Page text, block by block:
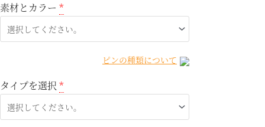
素材とカラー *
ピンの種類について
タイプを選択 *